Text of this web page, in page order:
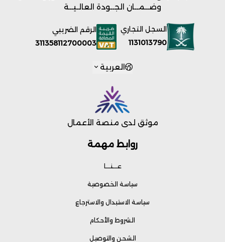
روابط مهمة
عـــنـــا
سياسة الخصوصية
سياسة الاستبدال والاسترجاع
الشروط والأحكام
الشحن والتوصيل
وضــمــان الجــودة العالـيــة
السجل التجاري
1131013790
الرقم الضريبي
311358112700003
العربية
موثق لدى منصة الأعمال